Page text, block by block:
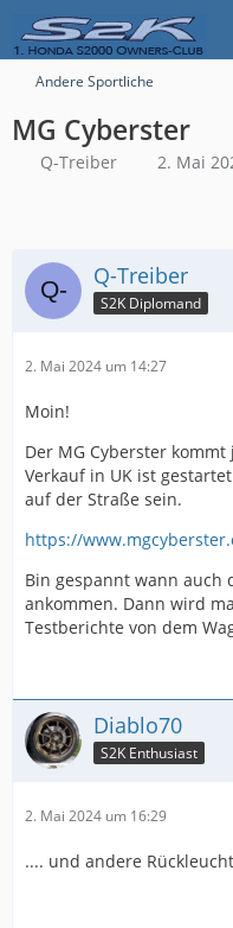
Andere Sportliche
MG Cyberster
Q-Treiber 2. Mai
Q-Treiber
S2K Diplomand
2. Mai 2024 um 14:27
Moin!
Der MG Cyberster
Verkauf in UK ist
auf der Straße sein.
https://
Bin gespannt wann auch
ankommen. Dann wird
Testberichte von dem
Diablo70
S2K Enthusiast
2. Mai 2024 um 16:29
.... und andere